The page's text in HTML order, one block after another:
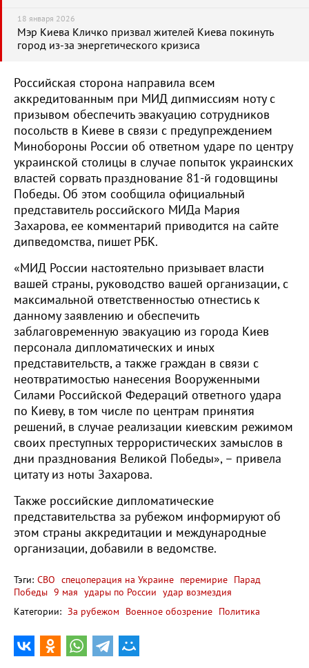
18 января 2026
Мэр Киева Кличко призвал жителей Киева покинуть
город из-за энергетического кризиса
Российская сторона направила всем
аккредитованным при МИД дипмиссиям ноту с
призывом обеспечить эвакуацию сотрудников
посольств в Киеве в связи с предупреждением
Минобороны России об ответном ударе по центру
украинской столицы в случае попыток украинских
властей сорвать празднование 81-й годовщины
Победы. Об этом сообщила официальный
представитель российского МИДа Мария
Захарова, ее комментарий приводится на сайте
дипведомства, пишет РБК.
«МИД России настоятельно призывает власти
вашей страны, руководство вашей организации, с
максимальной ответственностью отнестись к
данному заявлению и обеспечить
заблаговременную эвакуацию из города Киев
персонала дипломатических и иных
представительств, а также граждан в связи с
неотвратимостью нанесения Вооруженными
Силами Российской Федераций ответного удара
по Киеву, в том числе по центрам принятия
решений, в случае реализации киевским режимом
своих преступных террористических замыслов в
дни празднования Великой Победы», – привела
цитату из ноты Захарова.
Также российские дипломатические
представительства за рубежом информируют об
этом страны аккредитации и международные
организации, добавили в ведомстве.
Тэги: СВО спецоперация на Украине перемирие Парад
Победы 9 мая удары по России удар возмездия
Категории: За рубежом Военное обозрение Политика